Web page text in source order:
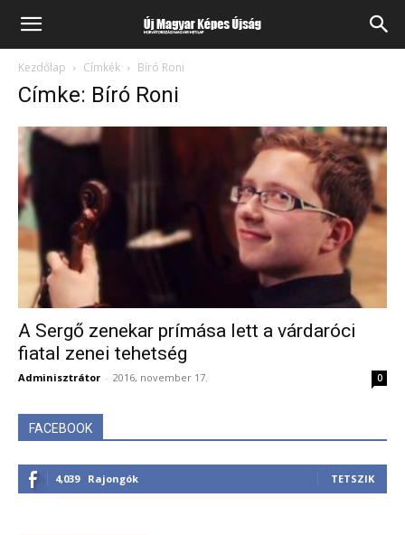
Kezdőlap Címkék Bíró Roni
Címke: Bíró Roni
A Sergő zenekar prímása lett a várdaróci
fiatal zenei tehetség
Adminisztrátor - 2016, november 17. 0
FACEBOOK
4,039 Rajongók TETSZIK